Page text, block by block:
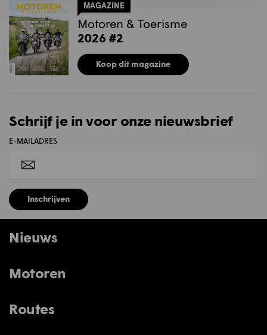
MAGAZINE
Motoren & Toerisme
2026 #2
Koop dit magazine
Schrijf je in voor onze nieuwsbrief
E-MAILADRES
Inschrijven
Nieuws
Motoren
Routes